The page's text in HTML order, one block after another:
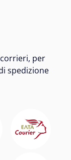
per
spedizione